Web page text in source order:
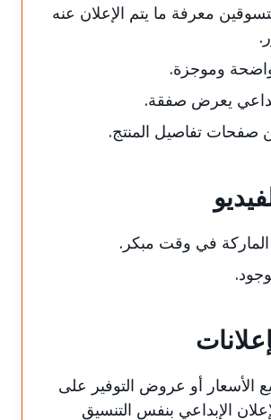
معرفة ما يتم الإعلان عنه
وموجزة.
يعرض صفقة.
صفحات تفاصيل المنتج.
الماركة في وقت مبكر.
الأسعار أو عروض التوفير على
الإبداعي بنفس التنسيق